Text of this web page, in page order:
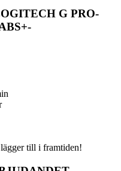
G PRO-
till i framtiden!